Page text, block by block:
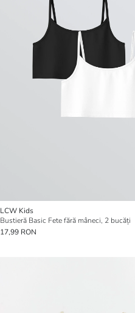
LCW Kids
Bustieră Basic Fete fără mâneci, 2 bucăți
17,99 RON